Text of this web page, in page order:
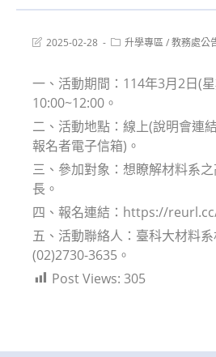
Post2025-02-28
Post升學專區/教務處公
一、活動期間：114年3月2日(
10:00~12:00。
二、活動地點：線上(說明會連
報名者電子信箱)。
三、參加對象：想瞭解材料系
長。
四、報名連結：https://
五、活動聯絡人：臺科大材料
(02)2730-3635。
Post Views: 305